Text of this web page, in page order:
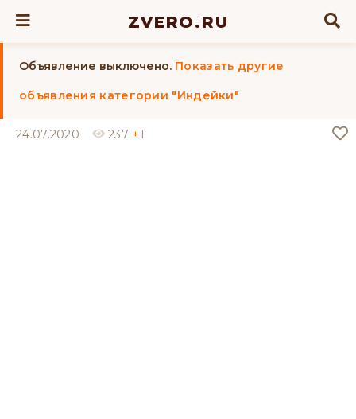
ZVERO.RU
Объявление выключено. Показать другие
объявления категории "Индейки"
24.07.2020 237 +1